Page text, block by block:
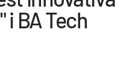
i BA Tech